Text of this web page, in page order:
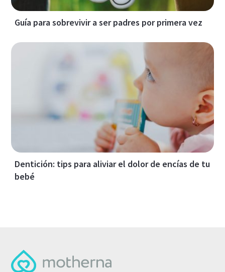
Guía para sobrevivir a ser padres por primera vez
Dentición: tips para aliviar el dolor de encías de tu
bebé